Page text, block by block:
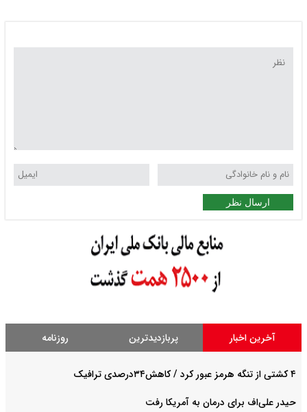
ارسال نظر
آخرین اخبار پربازدیدترین روزنامه
۴ کشتی از تنگه هرمز عبور کرد / کاهش۳۴درصدی ترافیک
حیدر علی‌اف برای درمان به آمریکا رفت